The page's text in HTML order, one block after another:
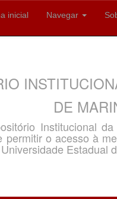
inicial Navegar
DE
Institucional
permitir o acesso à
Estadual